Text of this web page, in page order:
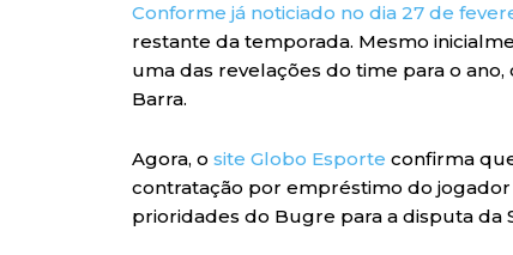
Conforme já noticiado no dia 27 de
restante da temporada. Mesmo
uma das revelações do time para o
Barra.
Agora, o site Globo Esporte confirma
contratação por empréstimo do jogador
prioridades do Bugre para a disputa da